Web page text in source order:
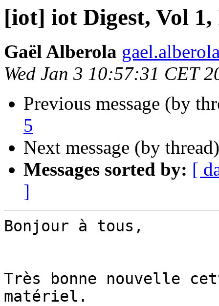
[iot] iot Digest, Vol 1,
Gaël Alberola
Wed Jan 3 10:57:31 CET
Previous message (by
5
Next message (by
Messages sorted by: [
]
Bonjour à tous,
Très bonne nouvelle
matériel.